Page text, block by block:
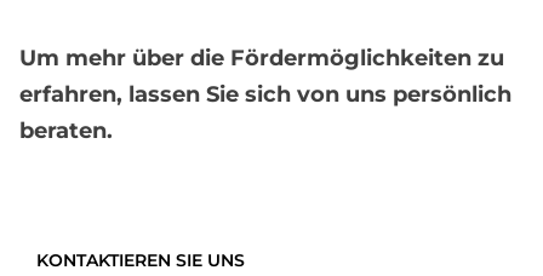
Um mehr über die Fördermöglichkeiten zu
erfahren, lassen Sie sich von uns persönlich
beraten.
KONTAKTIEREN SIE UNS